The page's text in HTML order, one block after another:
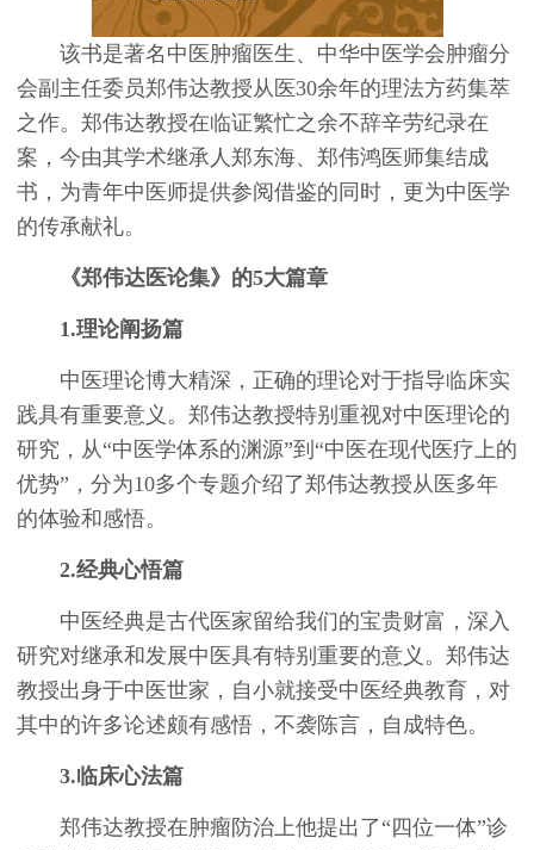
该书是著名中医肿瘤医生、中华中医学会肿瘤分
会副主任委员郑伟达教授从医30余年的理法方药集萃
之作。郑伟达教授在临证繁忙之余不辞辛劳纪录在
案，今由其学术继承人郑东海、郑伟鸿医师集结成
书，为青年中医师提供参阅借鉴的同时，更为中医学
的传承献礼。
《郑伟达医论集》的5大篇章
1.理论阐扬篇
中医理论博大精深，正确的理论对于指导临床实
践具有重要意义。郑伟达教授特别重视对中医理论的
研究，从“中医学体系的渊源”到“中医在现代医疗上的
优势”，分为10多个专题介绍了郑伟达教授从医多年
的体验和感悟。
2.经典心悟篇
中医经典是古代医家留给我们的宝贵财富，深入
研究对继承和发展中医具有特别重要的意义。郑伟达
教授出身于中医世家，自小就接受中医经典教育，对
其中的许多论述颇有感悟，不袭陈言，自成特色。
3.临床心法篇
郑伟达教授在肿瘤防治上他提出了“四位一体”诊